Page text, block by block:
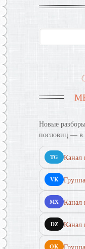
Новые
пословиц — в
TG Канал
VK
MX Канал
DZ Канал
OK